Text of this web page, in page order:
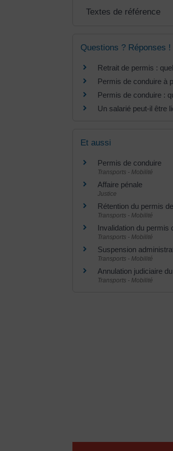
Textes de référence
Questions ? Réponses !
Retrait de permis :
Permis de conduire à
Permis de conduire :
Un salarié peut-il être
Et aussi
Permis de conduire
Transports - Mobilité
Affaire pénale
Justice
Rétention du permis
Transports - Mobilité
Invalidation du permis
Transports - Mobilité
Suspension
Transports - Mobilité
Annulation judiciaire
Transports - Mobilité